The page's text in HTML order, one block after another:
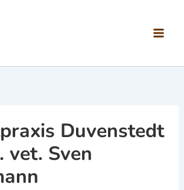
Duvenstedt
vet. Sven